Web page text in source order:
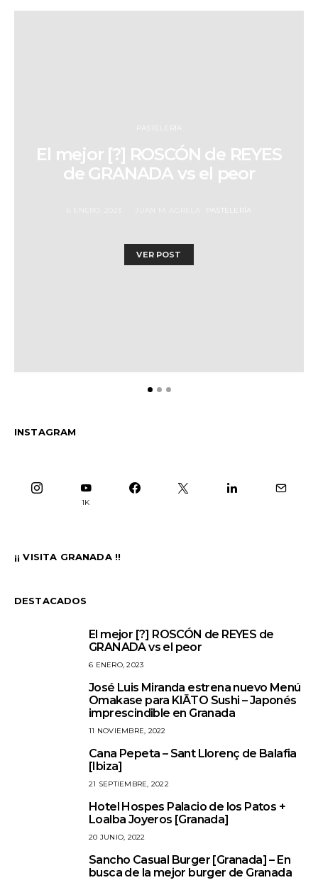
PASTELERÍA
El mejor [?] ROSCÓN de REYES
de GRANADA vs el peor
PASTELERÍA
VER POST
INSTAGRAM
1K
¡¡ VISITA GRANADA !!
DESTACADOS
El mejor [?] ROSCÓN de REYES de
GRANADA vs el peor
6 ENERO, 2023
José Luis Miranda estrena nuevo Menú
Omakase para KIĀTO Sushi – Japonés
imprescindible en Granada
11 NOVIEMBRE, 2022
Cana Pepeta – Sant Llorenç de Balafia
[Ibiza]
21 SEPTIEMBRE, 2022
Hotel Hospes Palacio de los Patos +
Loalba Joyeros [Granada]
20 JUNIO, 2022
Sancho Casual Burger [Granada] – En
busca de la mejor burger de Granada